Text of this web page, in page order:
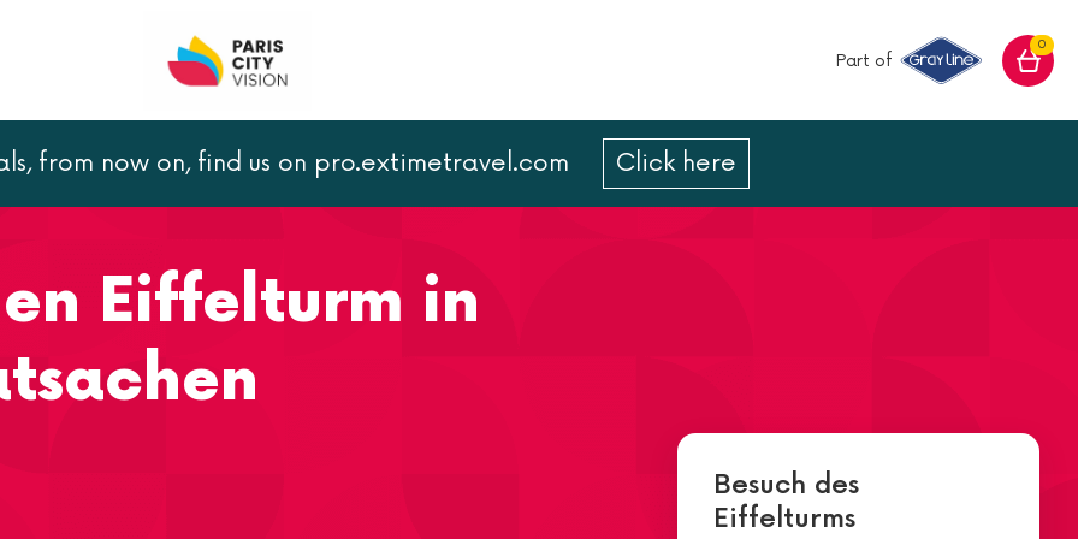
Part of
0
from now on, find us on pro.extimetravel.com Click here
Entdecken Sie den Eiffelturm in Zahlen mit 25 Tatsachen
Eiffelturm in
Besuch des
Eiffelturms